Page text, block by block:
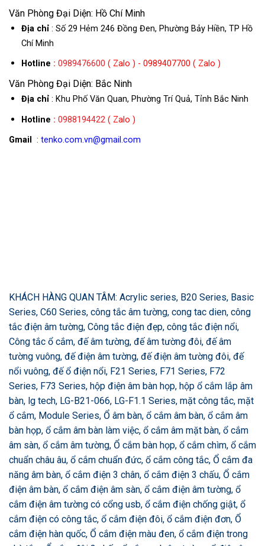
Văn Phòng Đại Diện: Hồ Chí Minh
Địa chỉ: Số 29 Hẻm 246 Đồng Đen, Phường Bảy Hiền, TP Hồ
Chí Minh
Hotline : 0989476600 ( Zalo ) - 0989407700 ( Zalo )
Văn Phòng Đại Diện: Bắc Ninh
Địa chỉ: Khu Phố Văn Quan, Phường Trí Quả, Tỉnh Bắc Ninh
Hotline : 0988194422( Zalo )
Gmail : tenko.com.vn@gmail.com
KHÁCH HÀNG QUAN TÂM: Acrylic series, B20 Series, Basic
Series, C60 Series, công tắc âm tường, cong tac dien, công
tắc điện âm tường, Công tắc điện đẹp, công tắc điện nổi,
Công tắc ổ cắm, đế âm tường, đế âm tường đôi, đế âm
tường vuông, đế điện âm tường, đế điện âm tường đôi, đế
nổi vuông, đế ổ điện nổi, F21 Series, F71 Series, F72
Series, F73 Series, hộp điện âm bàn họp, hộp ổ cắm lắp âm
bàn, lg tech, LG-B21-066, LG-F1.1 Series, mặt công tắc, mặt
ổ cắm, Module Series, Ổ âm bàn, ổ cắm âm bàn, ổ cắm âm
bàn họp, ổ cắm âm bàn làm việc, ổ cắm âm mặt bàn, ổ cắm
âm sàn, ổ cắm âm tường, Ổ cắm bàn họp, ổ cắm chìm, ổ cắm
chuẩn châu âu, ổ cắm chuẩn đức, ổ cắm công tắc, Ổ cắm đa
năng âm bàn, ổ cắm điện 3 chân, ổ cắm điện 3 chấu, Ổ cắm
điện âm bàn, ổ cắm điện âm sàn, ổ cắm điện âm tường, ổ
cắm điện âm tường có cổng usb, ổ cắm điện chống giật, ổ
cắm điện có công tắc, ổ cắm điện đôi, ổ cắm điện đơn, Ổ
cắm điện hàn quốc, Ổ cắm điện màu đen, ổ cắm điện trong